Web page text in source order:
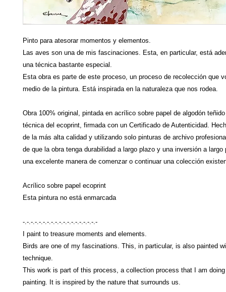
Pinto para atesorar momentos y elementos.
Las aves son una de mis fascinaciones. Esta, en particular, está
una técnica bastante especial.
Esta obra es parte de este proceso, un proceso de recolección que
medio de la pintura. Está inspirada en la naturaleza que nos rodea.
Obra 100% original, pintada en acrílico sobre papel de algodón
técnica del ecoprint, firmada con un Certificado de Autenticidad.
de la más alta calidad y utilizando solo pinturas de archivo
de que la obra tenga durabilidad a largo plazo y una inversión a
una excelente manera de comenzar o continuar una colección
Acrílico sobre papel ecoprint
Esta pintura no está enmarcada
-.-.-.-.-.-.-.-.-.-.-.-.-.-.-.-.-.-.-
I paint to treasure moments and elements.
Birds are one of my fascinations. This, in particular, is also painted
technique.
This work is part of this process, a collection process that I am doing
painting. It is inspired by the nature that surrounds us.